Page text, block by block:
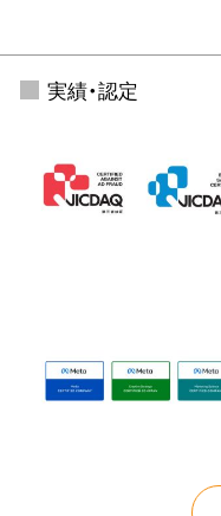
実績・認定